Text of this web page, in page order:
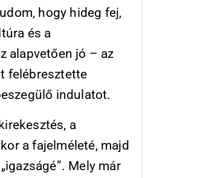
hogy hideg fej,
és a
alapvetően jó – az
felébresztette
indulatot.
a
a fajelméleté, majd
Mely már